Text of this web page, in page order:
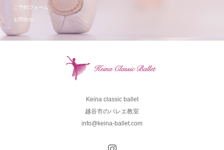
ご予約フォーム
お問合せ
Keina classic ballet
越谷市のバレエ教室
info@keina-ballet.com